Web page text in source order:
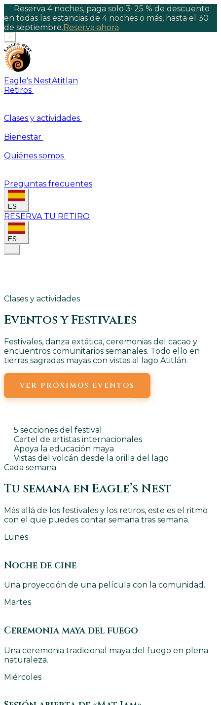
Reserva 4 noches, paga solo 3· 25 % de descuento
en todas las estancias de 4 noches o más, hasta el 30
de septiembre.Reserva ahora
×
Eagle's NestAtitlan
Retiros
Clases y actividades
Bienestar
Quiénes somos
Preguntas frecuentes
ES
RESERVA TU RETIRO
ES
Clases y actividades
Eventos y Festivales
Festivales, danza extática, ceremonias del cacao y
encuentros comunitarios semanales. Todo ello en
tierras sagradas mayas con vistas al lago Atitlán.
VER PRÓXIMOS EVENTOS
5 secciones del festival
Cartel de artistas internacionales
Apoya la educación maya
Vistas del volcán desde la orilla del lago
Cada semana
Tu semana en Eagle’s Nest
Más allá de los festivales y los retiros, este es el ritmo
con el que puedes contar semana tras semana.
Lunes
Noche de cine
Una proyección de una película con la comunidad.
Martes
Ceremonia maya del fuego
Una ceremonia tradicional maya del fuego en plena
naturaleza.
Miércoles